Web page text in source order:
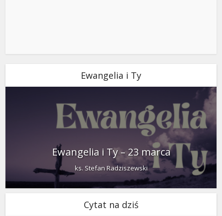
Ewangelia i Ty
Ewangelia i Ty – 23 marca
ks. Stefan Radziszewski
Cytat na dziś